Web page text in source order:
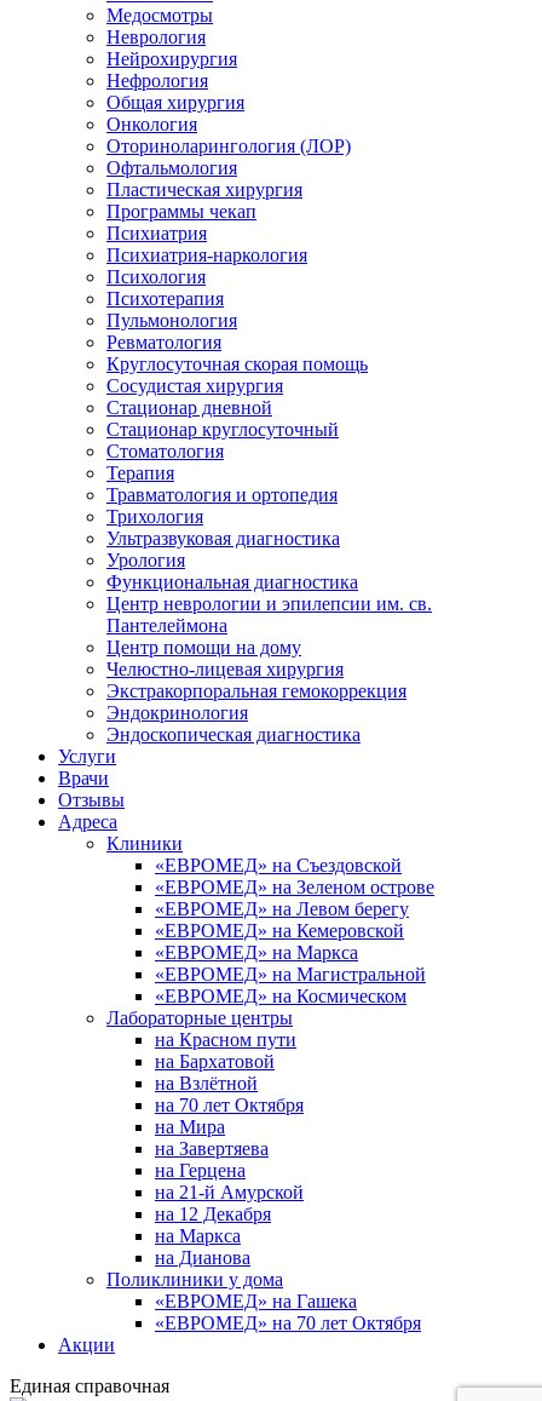
Медосмотры
Неврология
Нейрохирургия
Нефрология
Общая хирургия
Онкология
Оториноларингология (ЛОР)
Офтальмология
Пластическая хирургия
Программы чекап
Психиатрия
Психиатрия-наркология
Психология
Психотерапия
Пульмонология
Ревматология
Круглосуточная скорая помощь
Сосудистая хирургия
Стационар дневной
Стационар круглосуточный
Стоматология
Терапия
Травматология и ортопедия
Трихология
Ультразвуковая диагностика
Урология
Функциональная диагностика
Центр неврологии и эпилепсии им. св.
Пантелеймона
Центр помощи на дому
Челюстно-лицевая хирургия
Экстракорпоральная гемокоррекция
Эндокринология
Эндоскопическая диагностика
Услуги
Врачи
Отзывы
Адреса
Клиники
«ЕВРОМЕД» на Съездовской
«ЕВРОМЕД» на Зеленом острове
«ЕВРОМЕД» на Левом берегу
«ЕВРОМЕД» на Кемеровской
«ЕВРОМЕД» на Маркса
«ЕВРОМЕД» на Магистральной
«ЕВРОМЕД» на Космическом
Лабораторные центры
на Красном пути
на Бархатовой
на Взлётной
на 70 лет Октября
на Мира
на Завертяева
на Герцена
на 21-й Амурской
на 12 Декабря
на Маркса
на Дианова
Поликлиники у дома
«ЕВРОМЕД» на Гашека
«ЕВРОМЕД» на 70 лет Октября
Акции
Единая справочная